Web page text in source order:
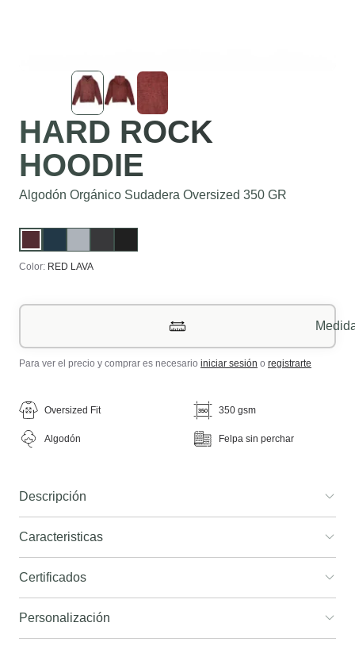
HARD ROCK
HOODIE
Algodón Orgánico Sudadera Oversized 350 GR
Color: RED LAVA
Para ver el precio y comprar es necesario iniciar sesión o registrarte
Oversized Fit 350 gsm
Algodón Felpa sin perchar
Descripción
Caracteristicas
Certificados
Personalización